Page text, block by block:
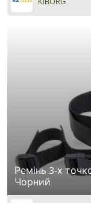
Ремінь 3-х
Чорний